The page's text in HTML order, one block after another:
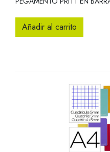
Añadir al carrito